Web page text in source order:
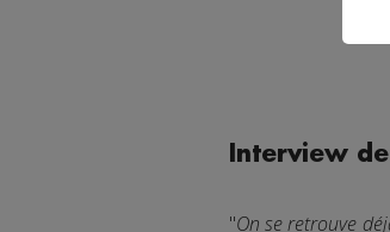
Interview
"On se retrouve